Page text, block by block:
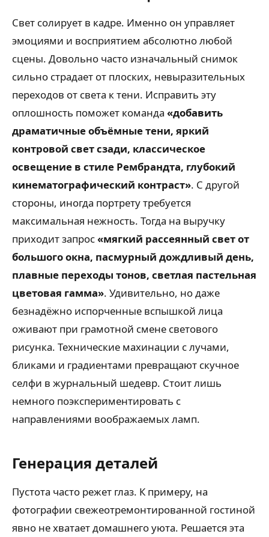
Свет солирует в кадре. Именно он управляет
эмоциями и восприятием абсолютно любой
сцены. Довольно часто изначальный снимок
сильно страдает от плоских, невыразительных
переходов от света к тени. Исправить эту
оплошность поможет команда «добавить
драматичные объёмные тени, яркий
контровой свет сзади, классическое
освещение в стиле Рембрандта, глубокий
кинематографический контраст». С другой
стороны, иногда портрету требуется
максимальная нежность. Тогда на выручку
приходит запрос«мягкий рассеянный свет от
большого окна, пасмурный дождливый день,
плавные переходы тонов, светлая пастельная
цветовая гамма». Удивительно, но даже
безнадёжно испорченные вспышкой лица
оживают при грамотной смене светового
рисунка. Технические махинации с лучами,
бликами и градиентами превращают скучное
селфи в журнальный шедевр. Стоит лишь
немного поэкспериментировать с
направлениями воображаемых ламп.
Генерация деталей
Пустота часто режет глаз. К примеру, на
фотографии свежеотремонтированной гостиной
явно не хватает домашнего уюта. Решается эта